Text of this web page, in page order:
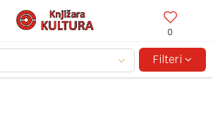
0
ZA IZNOSE PREKO 150KM!
Filteri